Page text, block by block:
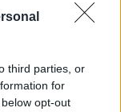
third parties, or
for
opt-out
&